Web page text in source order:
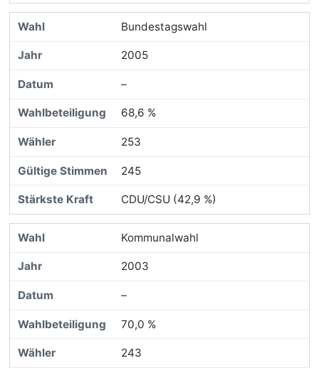
Bundestagswahl
2005
–
68,6 %
253
245
CDU/CSU (42,9 %)
Kommunalwahl
2003
–
70,0 %
243